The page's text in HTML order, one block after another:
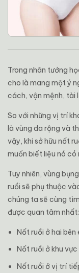
Trong nhân tướng
cho là mang một ý
cách, vận mệnh, tài
So với những vị trí
là vùng da rộng và
vậy, khi sở hữu nốt
muốn biết liệu nó có
Tuy nhiên, vùng
ruồi sẽ phụ thuộc
chúng ta sẽ cùng
được quan tâm nhất:
Nốt ruồi ở hai bên
Nốt ruồi ở khu
Nốt ruồi ở vị trí